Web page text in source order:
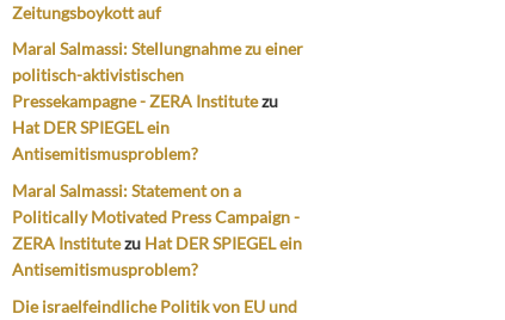
Zeitungsboykott auf
Maral Salmassi: Stellungnahme zu einer
politisch-aktivistischen
Pressekampagne - ZERA Institutezu
Hat DER SPIEGEL ein
Antisemitismusproblem?
Maral Salmassi: Statement on a
Politically Motivated Press Campaign -
ZERA Institutezu Hat DER SPIEGEL ein
Antisemitismusproblem?
Die israelfeindliche Politik von EU und